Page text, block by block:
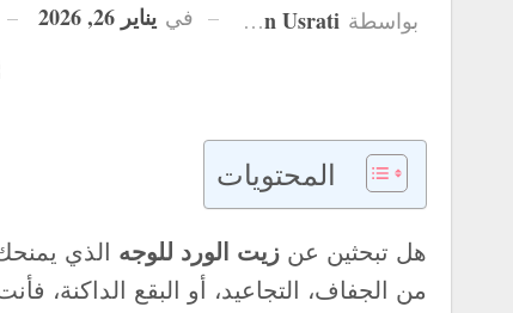
بواسطة Hanan Usrati في يناير 26, 2026
المحتويات
هل تبحثين عن زيت الورد للوجه الذي
من الجفاف، التجاعيد، أو البقع